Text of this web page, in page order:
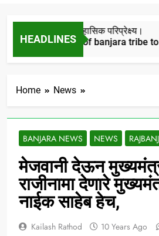
HEADLINES
बंजारो का ऐतिहासिक परिप्रेक्ष्य।
(Migration of banjara tribe to
4 Years Ago
Home News
BANJARA NEWS NEWS
मेजवानी देऊन
राजीनामा देणारे
नाईक साहेब हेच,
Kailash Rathod 10 Years Ago